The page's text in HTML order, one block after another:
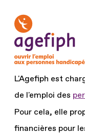
L'Agefiph est
de l'emploi des
Pour cela, elle
financières pour